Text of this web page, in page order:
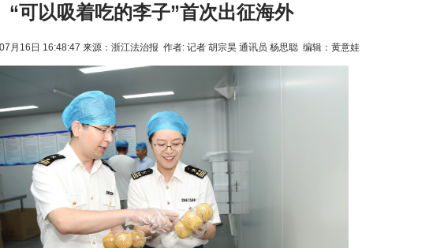
“可以吸着吃的李子”首次出征海外
月16日 16:48:47 来源：浙江法治报 作者: 记者 胡宗昊 通讯员 杨思聪 编辑：黄意娃